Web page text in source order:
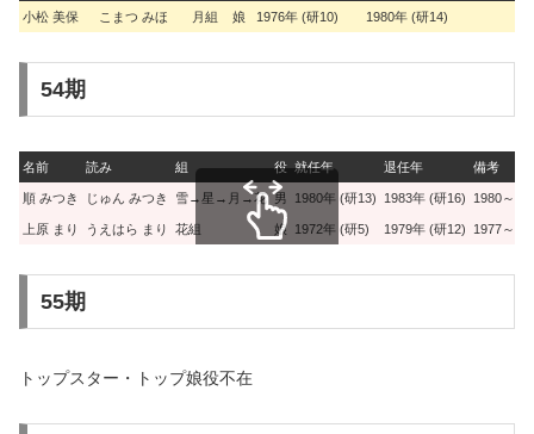
小松 美保 こまつ みほ 月組 娘 1976年 (研10) 1980年 (研14)
54期
名前 読み 組 役 就任年 退任年 備考
順 みつき じゅん みつき 雪→星→月→花 男 1980年 (研13) 1983年 (研16) 1980～
上原 まり うえはら まり 花組 娘 1972年 (研5) 1979年 (研12) 1977～
55期
トップスター・トップ娘役不在